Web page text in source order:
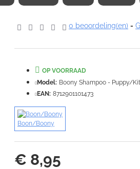
Waardering:
0 beoordeling(en) -
€ 8,95
OP VOORRAAD
Model: Boony Shampoo - Puppy/
EAN: 8712901101473
Boon/Boony